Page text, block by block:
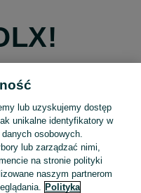
Facebooka
konto Apple
konto Google
lub uzyskujemy dostęp
unikalne identyfikatory w
osobowych.
lub zarządzać nimi,
na stronie polityki
naszym partnerom
Polityka